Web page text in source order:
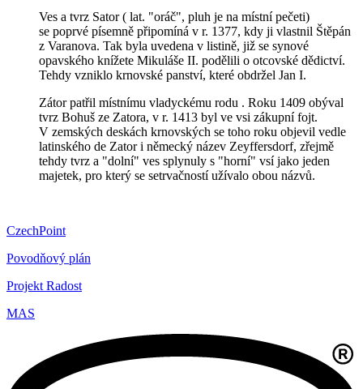
Ves a tvrz Sator ( lat. "oráč", pluh je na místní pečeti)
se poprvé písemně připomíná v r. 1377, kdy ji vlastnil Štěpán
z Varanova. Tak byla uvedena v listině, již se synové
opavského knížete Mikuláše II. podělili o otcovské dědictví.
Tehdy vzniklo krnovské panství, které obdržel Jan I.
Zátor patřil místnímu vladyckému rodu . Roku 1409 obýval
tvrz Bohuš ze Zatora, v r. 1413 byl ve vsi zákupní fojt.
V zemských deskách krnovských se toho roku objevil vedle
latinského de Zator i německý název Zeyffersdorf, zřejmě
tehdy tvrz a "dolní" ves splynuly s "horní" vsí jako jeden
majetek, pro který se setrvačností užívalo obou názvů.
CzechPoint
Povodňový plán
Projekt Radost
MAS